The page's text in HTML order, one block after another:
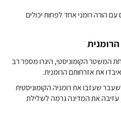
הורה רומני אחד לפחות יכולים
תחת המשטר הקומוניסטי, היגרו מספר רב
את אזרחותם הרומנית.
שעזבו את רומניה הקומוניסטית
עזיבה את המדינה גרמה לשלילת